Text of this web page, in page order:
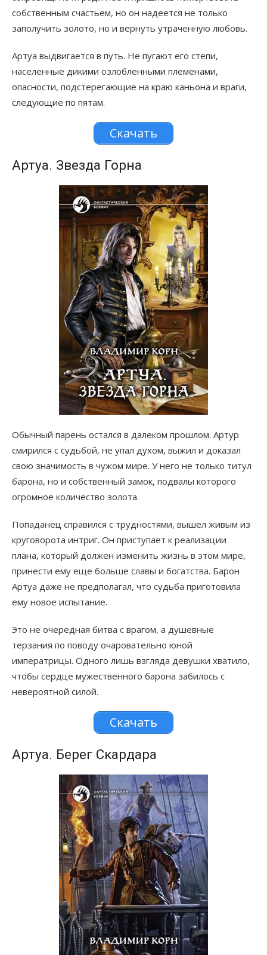
собственным счастьем, но он надеется не только
заполучить золото, но и вернуть утраченную любовь.
Артуа выдвигается в путь. Не пугают его степи,
населенные дикими озлобленными племенами,
опасности, подстерегающие на краю каньона и враги,
следующие по пятам.
Скачать
Артуа. Звезда Горна
Обычный парень остался в далеком прошлом. Артур
смирился с судьбой, не упал духом, выжил и доказал
свою значимость в чужом мире. У него не только титул
барона, но и собственный замок, подвалы которого
огромное количество золота.
Попаданец справился с трудностями, вышел живым из
круговорота интриг. Он приступает к реализации
плана, который должен изменить жизнь в этом мире,
принести ему еще больше славы и богатства. Барон
Артуа даже не предполагал, что судьба приготовила
ему новое испытание.
Это не очередная битва с врагом, а душевные
терзания по поводу очаровательно юной
императрицы. Одного лишь взгляда девушки хватило,
чтобы сердце мужественного барона забилось с
невероятной силой.
Скачать
Артуа. Берег Скардара